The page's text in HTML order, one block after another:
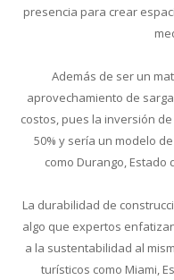
presencia para crear
Además de ser un
aprovechamiento de
costos, pues la inversión
50% y sería un modelo
como Durango, Estado
La durabilidad de
algo que expertos
a la sustentabilidad al
turísticos como Miami,